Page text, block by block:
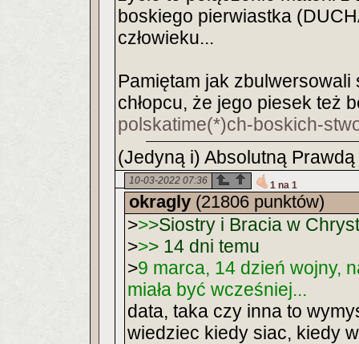
boskiego pierwiastka
człowieku...
Pamiętam jak zbulwersowali
chłopcu, że jego piesek też
polskatime(*)ch-boskich-
(Jedyną i) Absolutną
10-03-2022 07:36 1 na 1
okragly (21806 punktów)
>>>Siostry i Bracia w
>>> 14 dni temu
>9 marca, 14 dzień wojny,
miała być wcześniej...
data, taka czy inna to
wiedziec kiedy siac, kiedy